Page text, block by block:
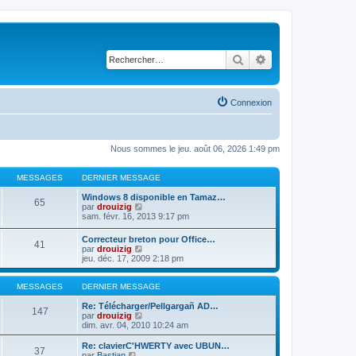
Rechercher
Connexion
Nous sommes le jeu. août 06, 2026 1:49 pm
MESSAGES DERNIER MESSAGE
65
Windows 8 disponible en Tamaz…
par drouizig
o
u
l
t
e
r
l
d
e
r
n
i
sam. févr. 16, 2013 9:17 pm
41
Correcteur breton pour Office…
par drouizig
o
n
s
u
l
t
r
l
e
jeu. déc. 17, 2009 2:18 pm
MESSAGES DERNIER MESSAGE
147
Re: Télécharger/Pellgargañ AD…
par drouizig
o
n
s
dim. avr. 04, 2010 10:24 am
37
Re: clavierC'HWERTY avec UBUN…